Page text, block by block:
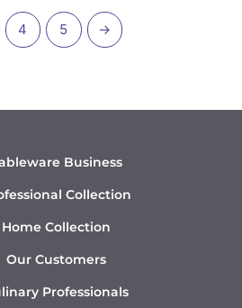
4 5 →
Business
Collection
Home Collection
Our Customers
Professionals